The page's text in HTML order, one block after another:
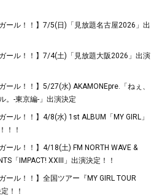
ガール！！】7/5(日)「見放題名古屋2026」出
ガール！！】7/4(土)「見放題大阪2026」出演
ール！！】5/27(水) AKAMONEpre.「ねぇ、
。-東京編-」出演決定
ール！！】4/8(水) 1st ALBUM「MY GIRL」
！！
ール！！】4/18(土) FM NORTH WAVE &
「IMPACT! XXIII」出演決定！！
ール！！】全国ツアー『MY GIRL TOUR
！！